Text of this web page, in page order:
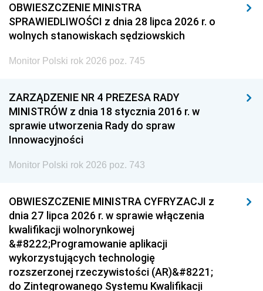
OBWIESZCZENIE MINISTRA
SPRAWIEDLIWOŚCI z dnia 28 lipca 2026 r. o
wolnych stanowiskach sędziowskich
Monitor Polski rok 2026 poz. 745
ZARZĄDZENIE NR 4 PREZESA RADY
MINISTRÓW z dnia 18 stycznia 2016 r. w
sprawie utworzenia Rady do spraw
Innowacyjności
Monitor Polski rok 2026 poz. 743
OBWIESZCZENIE MINISTRA CYFRYZACJI z
dnia 27 lipca 2026 r. w sprawie włączenia
kwalifikacji wolnorynkowej
&#8222;Programowanie aplikacji
wykorzystujących technologię
rozszerzonej rzeczywistości (AR)&#8221;
do Zintegrowanego Systemu Kwalifikacji